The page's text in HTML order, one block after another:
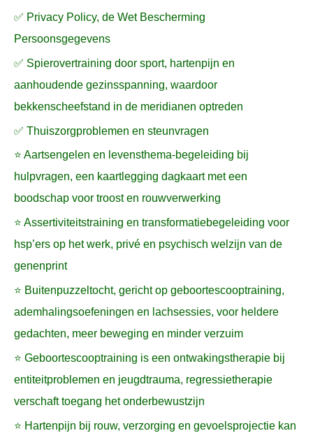
✅ Privacy Policy, de Wet Bescherming
Persoonsgegevens
✅ Spierovertraining door sport, hartenpijn en
aanhoudende gezinsspanning, waardoor
bekkenscheefstand in de meridianen optreden
✅ Thuiszorgproblemen en steunvragen
⭐ Aartsengelen en levensthema-begeleiding bij
hulpvragen, een kaartlegging dagkaart met een
boodschap voor troost en rouwverwerking
⭐ Assertiviteitstraining en transformatiebegeleiding voor
hsp’ers op het werk, privé en psychisch welzijn van de
genenprint
⭐ Buitenpuzzeltocht, gericht op geboortescooptraining,
ademhalingsoefeningen en lachsessies, voor heldere
gedachten, meer beweging en minder verzuim
⭐ Geboortescooptraining is een ontwakingstherapie bij
entiteitproblemen en jeugdtrauma, regressietherapie
verschaft toegang het onderbewustzijn
⭐ Hartenpijn bij rouw, verzorging en gevoelsprojectie kan